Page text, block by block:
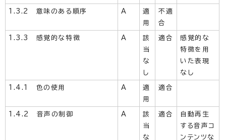
1.3.2 意味のある順序 A
適
用
不適
合
1.3.3 感覚的な特徴 A
該
当
な
し
適合
感覚的な
特徴を用
いた表現
なし
1.4.1 色の使用 A
適
用
適合
1.4.2 音声の制御 A
該
当
な
適合
自動再生
する音声コ
ンテンツな